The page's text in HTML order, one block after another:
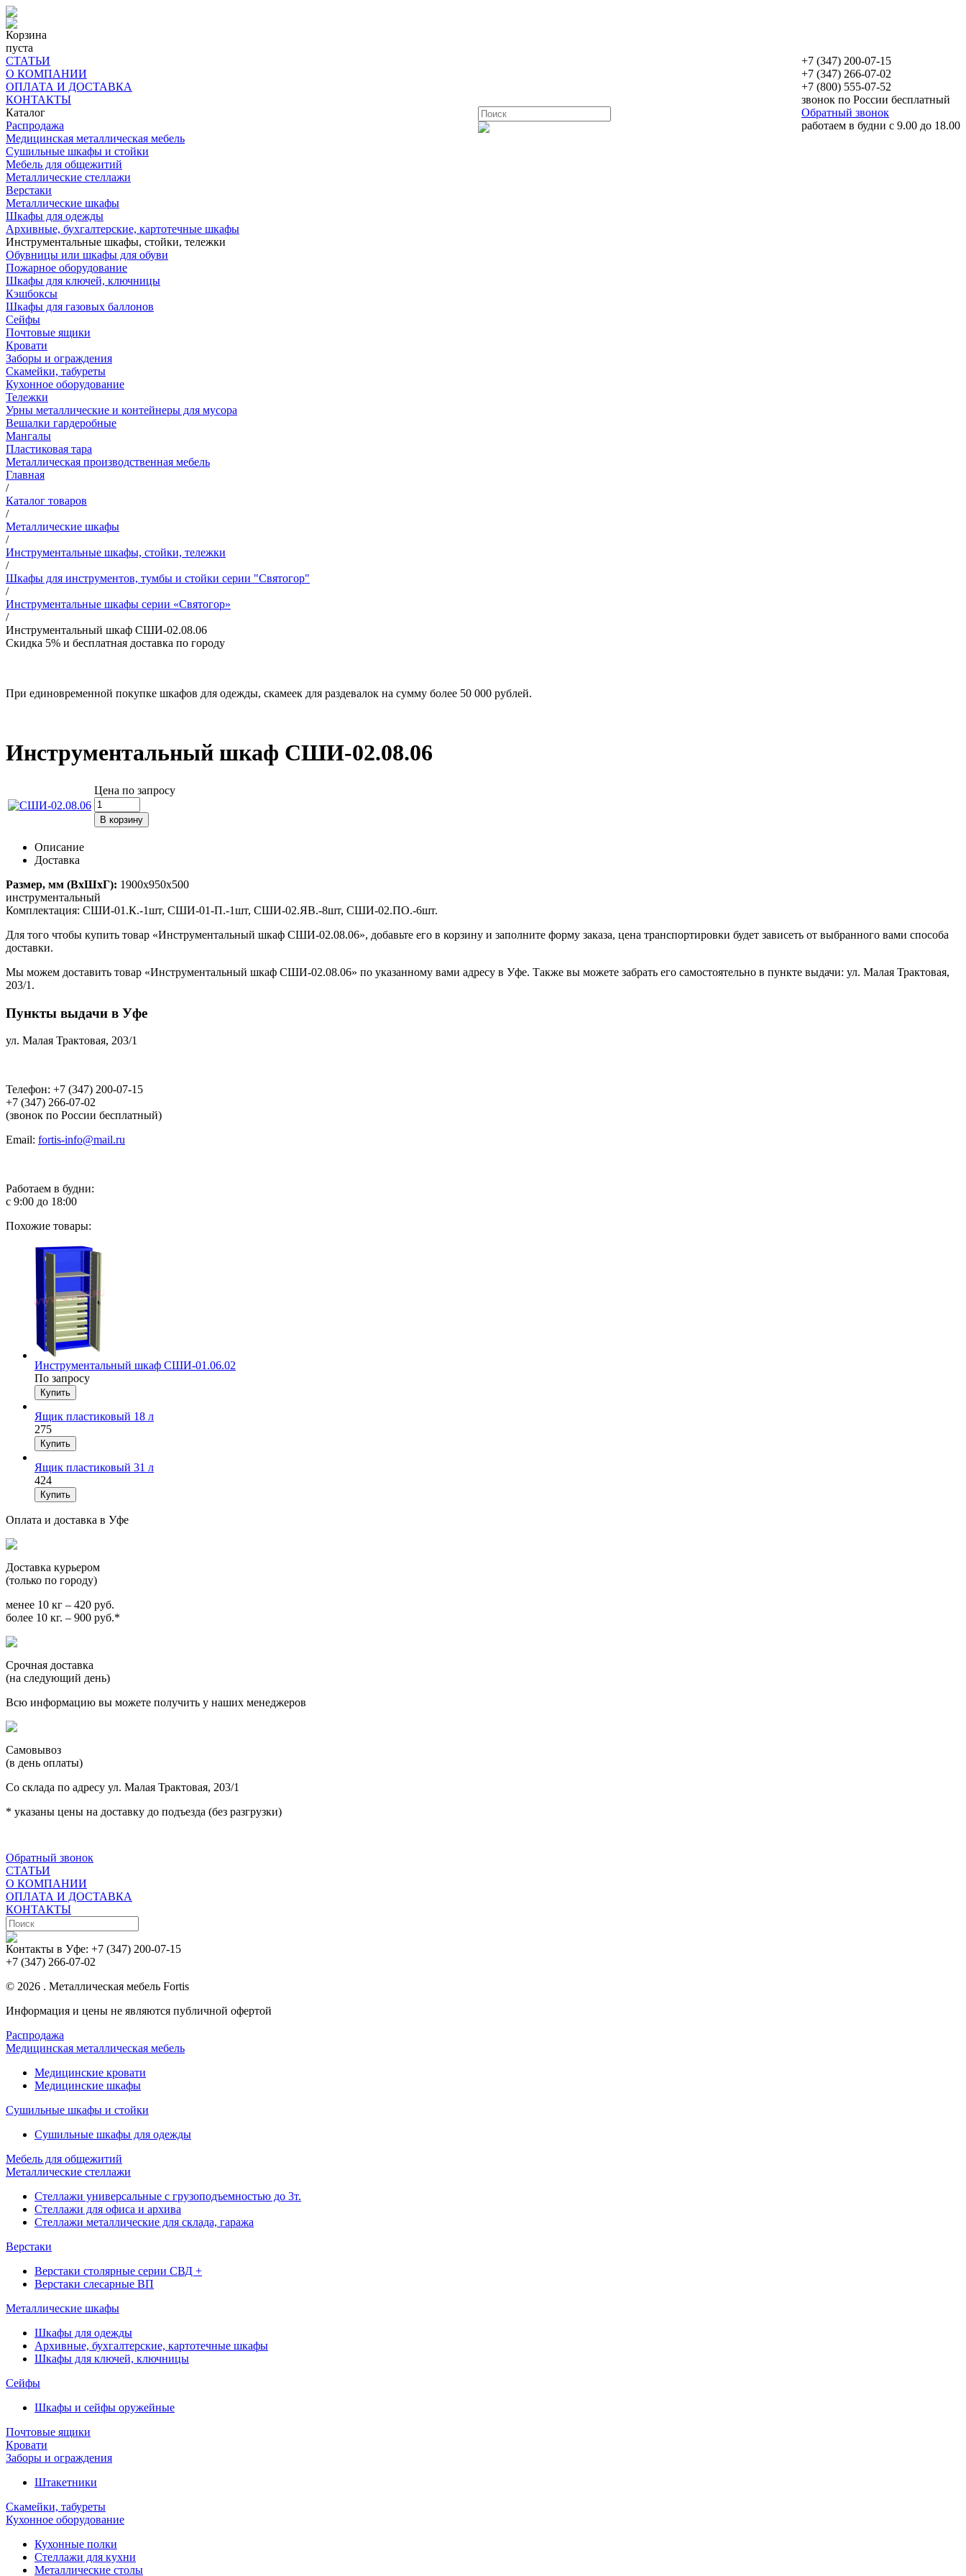
Корзина
пуста
+7 (347) 200-07-15
+7 (347) 266-07-02
+7 (800) 555-07-52
звонок по России бесплатный
Обратный звонок
работаем в будни с 9.00 до 18.00
СТАТЬИ
О КОМПАНИИ
ОПЛАТА И ДОСТАВКА
КОНТАКТЫ
Каталог
Распродажа
Медицинская металлическая мебель
Сушильные шкафы и стойки
Мебель для общежитий
Металлические стеллажи
Верстаки
Металлические шкафы
Шкафы для одежды
Архивные, бухгалтерские, картотечные шкафы
Инструментальные шкафы, стойки, тележки
Обувницы или шкафы для обуви
Пожарное оборудование
Шкафы для ключей, ключницы
Кэшбоксы
Шкафы для газовых баллонов
Сейфы
Почтовые ящики
Кровати
Заборы и ограждения
Скамейки, табуреты
Кухонное оборудование
Тележки
Урны металлические и контейнеры для мусора
Вешалки гардеробные
Мангалы
Пластиковая тара
Металлическая производственная мебель
Главная
/
Каталог товаров
/
Металлические шкафы
/
Инструментальные шкафы, стойки, тележки
/
Шкафы для инструментов, тумбы и стойки серии "Святогор"
/
Инструментальные шкафы серии «Святогор»
/
Инструментальный шкаф СШИ-02.08.06
Скидка 5% и бесплатная доставка по городу
При единовременной покупке шкафов для одежды, скамеек для раздевалок на сумму более 50 000 рублей.
Инструментальный шкаф СШИ-02.08.06
Цена по запросу
Описание
Доставка
Размер, мм (ВxШxГ): 1900х950х500
инструментальный
Комплектация: СШИ-01.К.-1шт, СШИ-01-П.-1шт, СШИ-02.ЯВ.-8шт, СШИ-02.ПО.-6шт.
Для того чтобы купить товар «Инструментальный шкаф СШИ-02.08.06», добавьте его в корзину и заполните форму заказа, цена транспортировки будет зависеть от выбранного вами способа
доставки.
Мы можем доставить товар «Инструментальный шкаф СШИ-02.08.06» по указанному вами адресу в Уфе. Также вы можете забрать его самостоятельно в пункте выдачи: ул. Малая Трактовая,
203/1.
Пункты выдачи в Уфе
ул. Малая Трактовая, 203/1
Телефон: +7 (347) 200-07-15
+7 (347) 266-07-02
(звонок по России бесплатный)
Email: fortis-info@mail.ru
Работаем в будни:
с 9:00 до 18:00
Похожие товары:
Инструментальный шкаф СШИ-01.06.02
По запросу
Ящик пластиковый 18 л
275
Ящик пластиковый 31 л
424
Оплата и доставка в Уфе
Доставка курьером
(только по городу)
менее 10 кг – 420 руб.
более 10 кг. – 900 руб.*
Срочная доставка
(на следующий день)
Всю информацию вы можете получить у наших менеджеров
Самовывоз
(в день оплаты)
Со склада по адресу ул. Малая Трактовая, 203/1
* указаны цены на доставку до подъезда (без разгрузки)
Обратный звонок
СТАТЬИ
О КОМПАНИИ
ОПЛАТА И ДОСТАВКА
КОНТАКТЫ
Контакты в Уфе: +7 (347) 200-07-15
+7 (347) 266-07-02
© 2026 . Металлическая мебель Fortis
Информация и цены не являются публичной офертой
Распродажа
Медицинская металлическая мебель
Медицинские кровати
Медицинские шкафы
Сушильные шкафы и стойки
Сушильные шкафы для одежды
Мебель для общежитий
Металлические стеллажи
Стеллажи универсальные с грузоподъемностью до 3т.
Стеллажи для офиса и архива
Стеллажи металлические для склада, гаража
Верстаки
Верстаки столярные серии СВД +
Верстаки слесарные ВП
Металлические шкафы
Шкафы для одежды
Архивные, бухгалтерские, картотечные шкафы
Шкафы для ключей, ключницы
Сейфы
Шкафы и сейфы оружейные
Почтовые ящики
Кровати
Заборы и ограждения
Штакетники
Скамейки, табуреты
Кухонное оборудование
Кухонные полки
Стеллажи для кухни
Металлические столы